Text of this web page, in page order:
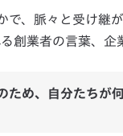
で、脈々と受け継
創業者の言葉、企
ため、自分たちが